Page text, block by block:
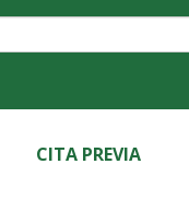
CITA PREVIA